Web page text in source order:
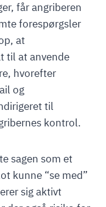
får angriberen
forespørgsler
at
til at anvende
hvorefter
og
til
kontrol.
sagen som et
kunne “se med”
sig aktivt